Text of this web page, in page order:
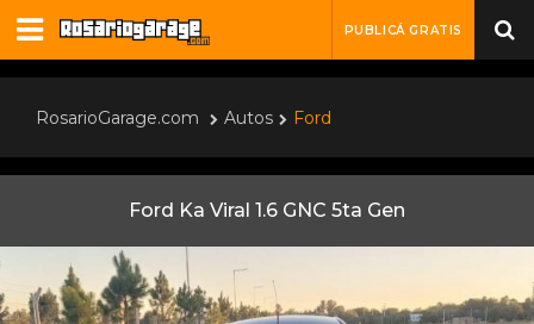
PUBLICÁ GRATIS
RosarioGarage.com Autos Ford
Ford Ka Viral 1.6 GNC 5ta Gen